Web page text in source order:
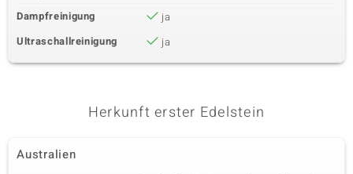
Dampfreinigung
ja
Ultraschallreinigung
ja
Herkunft erster Edelstein
Australien